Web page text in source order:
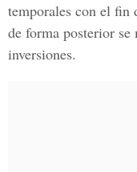
temporales con el fin
de forma posterior se
inversiones.